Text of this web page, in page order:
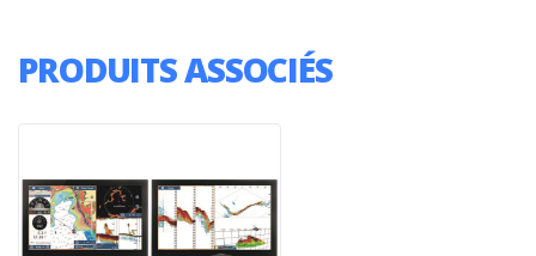
PRODUITS ASSOCIÉS